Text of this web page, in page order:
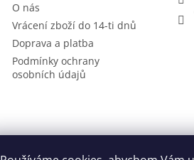
O nás
Vrácení zboží do 14-ti dnů
Doprava a platba
Podmínky ochrany
osobních údajů